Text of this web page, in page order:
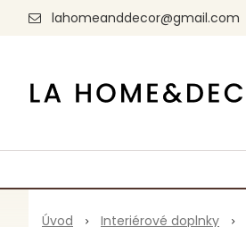
lahomeanddecor@gmail.com
Úvod Interiérové doplnky